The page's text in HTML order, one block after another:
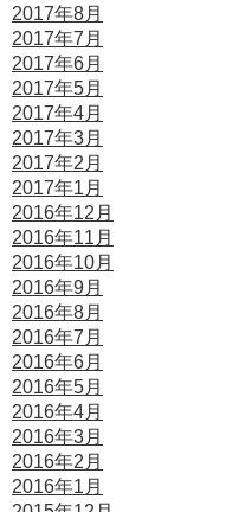
2017年8月
2017年7月
2017年6月
2017年5月
2017年4月
2017年3月
2017年2月
2017年1月
2016年12月
2016年11月
2016年10月
2016年9月
2016年8月
2016年7月
2016年6月
2016年5月
2016年4月
2016年3月
2016年2月
2016年1月